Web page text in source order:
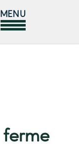
MENU
ferme